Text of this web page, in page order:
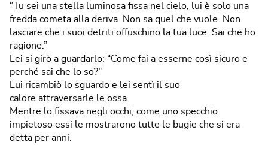
“Tu sei una stella luminosa fissa nel cielo, lui è solo una
fredda cometa alla deriva. Non sa quel che vuole. Non
lasciare che i suoi detriti offuschino la tua luce. Sai che ho
ragione.”
Lei si girò a guardarlo: “Come fai a esserne così sicuro e
perché sai che lo so?”
Lui ricambiò lo sguardo e lei sentì il suo
calore attraversarle le ossa.
Mentre lo fissava negli occhi, come uno specchio
impietoso essi le mostrarono tutte le bugie che si era
detta per anni.